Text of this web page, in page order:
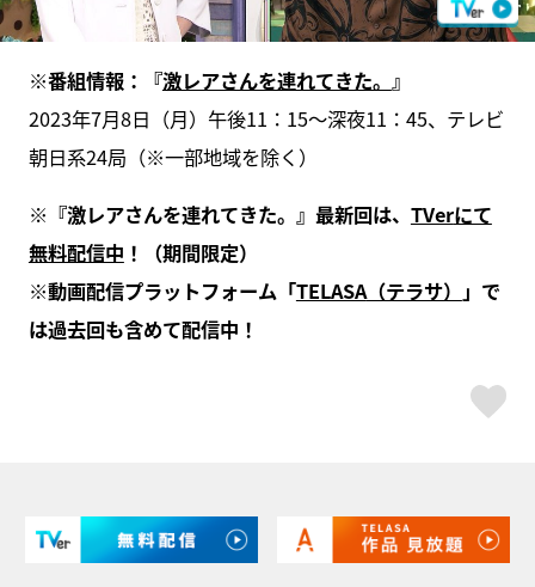
※番組情報：『激レアさんを連れてきた。 』
2023年7月8日（月）午後11：15～深夜11：45、テレビ
朝日系24局（※⼀部地域を除く）
※ 『激レアさんを連れてきた。』最新回は、 TVerにて
無料配信中 ！（期間限定）
※動画配信プラットフォーム「TELASA（テラサ） 」で
は過去回も含めて配信中！